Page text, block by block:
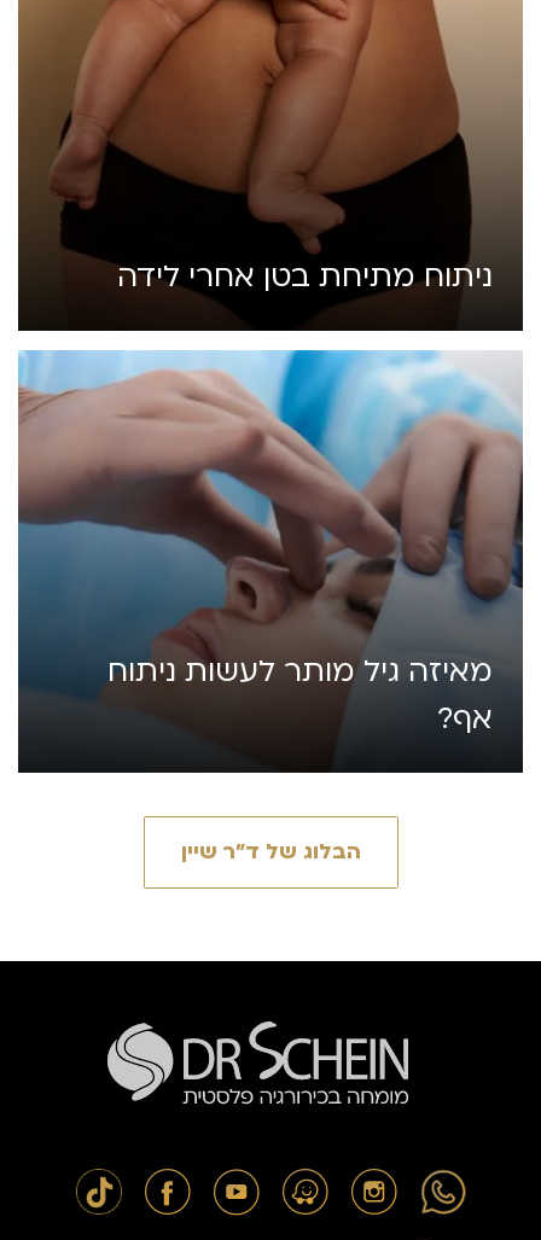
ניתוח מתיחת בטן אחרי לידה
מאיזה גיל מותר לעשות ניתוח
אף?
הבלוג של ד״ר שיין